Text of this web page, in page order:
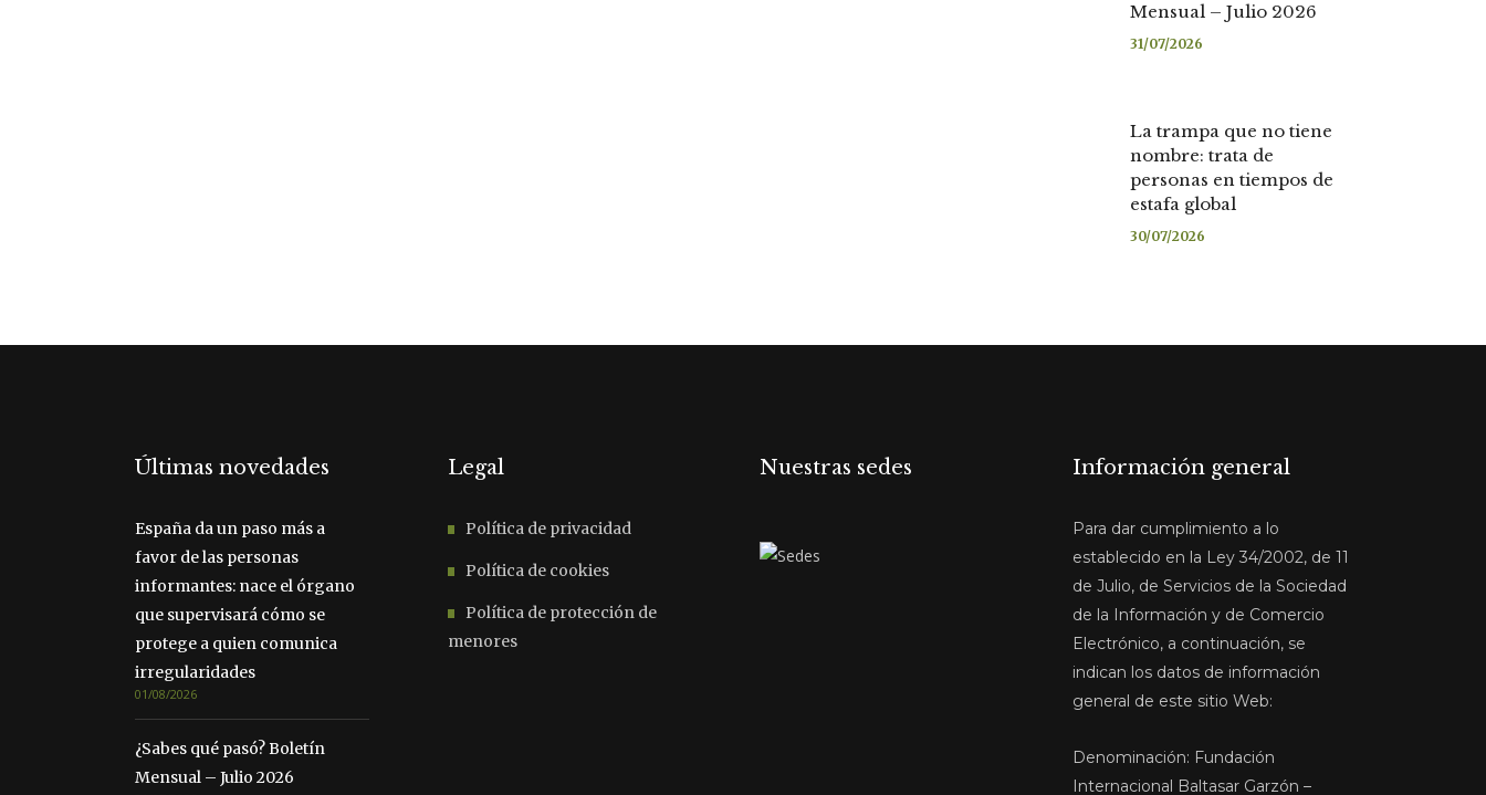
Mensual – Julio 2026
31/07/2026
La trampa que no tiene
nombre: trata de
personas en tiempos de
estafa global
30/07/2026
Últimas novedades
España da un paso más a
favor de las personas
informantes: nace el órgano
que supervisará cómo se
protege a quien comunica
irregularidades
01/08/2026
¿Sabes qué pasó? Boletín
Mensual – Julio 2026
Legal
Política de privacidad
Política de cookies
Política de protección de
menores
Nuestras sedes Información general
Para dar cumplimiento a lo
establecido en la Ley 34/2002, de 11
de Julio, de Servicios de la Sociedad
de la Información y de Comercio
Electrónico, a continuación, se
indican los datos de información
general de este sitio Web:
Denominación: Fundación
Internacional Baltasar Garzón –